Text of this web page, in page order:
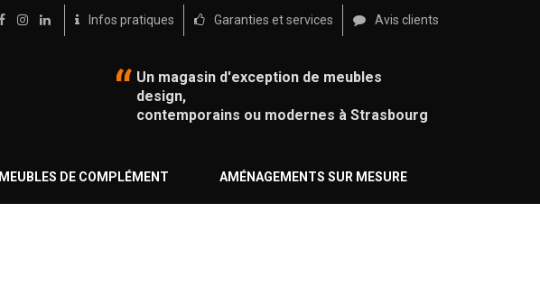
Infos pratiques Garanties et services Avis clients
Un magasin d'exception de meubles
design,
contemporains ou modernes à Strasbourg
MEUBLES DE COMPLÉMENT AMÉNAGEMENTS SUR MESURE